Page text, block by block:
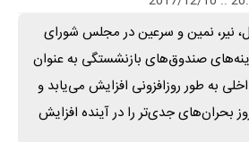
نیر، نمین و سرعین در مجلس شورای
صندوق‌های بازنشستگی به عنوان
به طور روزافزونی افزایش می‌یابد و
بحران‌های جدی‌تر را در آینده افزایش